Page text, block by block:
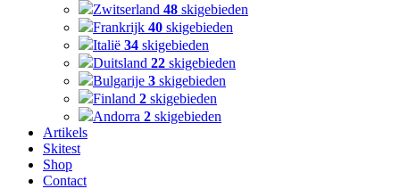
Zwitserland 48 skigebieden
Frankrijk 40 skigebieden
Italië 34 skigebieden
Duitsland 22 skigebieden
Bulgarije 3 skigebieden
Finland 2 skigebieden
Andorra 2 skigebieden
Artikels
Skitest
Shop
Contact